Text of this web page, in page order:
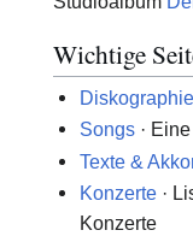
Wichtige
Diskographie
Songs ·
Texte &
Konzerte ·
Konzerte